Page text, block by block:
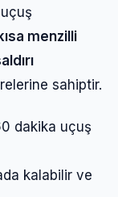
menzilli
sahiptir.
dakika uçuş
kalabilir ve